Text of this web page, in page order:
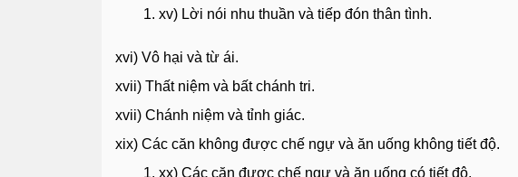
xv) Lời nói nhu thuần và tiếp đón thân tình.
xvi) Vô hại và từ ái.
xvii) Thất niệm và bất chánh tri.
xvii) Chánh niệm và tỉnh giác.
xix) Các căn không được chế ngự và ăn uống không tiết độ.
xx) Các căn được chế ngự và ăn uống có tiết độ.